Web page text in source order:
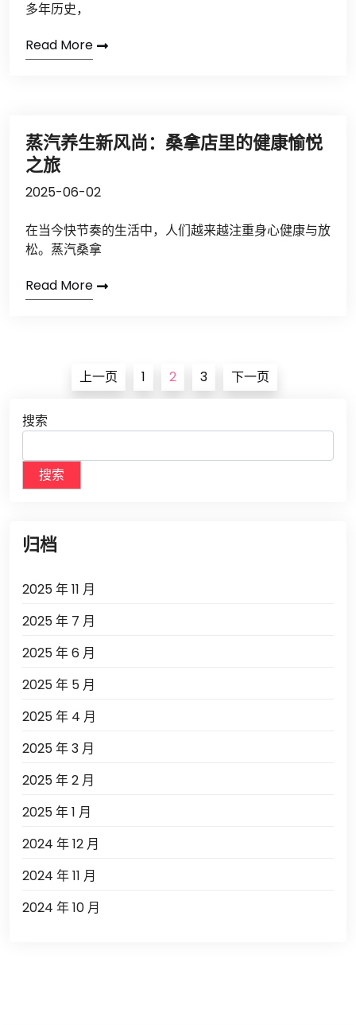
多年历史，
Read More
蒸汽养生新风尚：桑拿店里的健康愉悦
之旅
2025-06-02
在当今快节奏的生活中，人们越来越注重身心健康与放
松。蒸汽桑拿
Read More
导
航
上一页 1 2 3 下一页
搜索
搜索
归档
2025 年 11 月
2025 年 7 月
2025 年 6 月
2025 年 5 月
2025 年 4 月
2025 年 3 月
2025 年 2 月
2025 年 1 月
2024 年 12 月
2024 年 11 月
2024 年 10 月